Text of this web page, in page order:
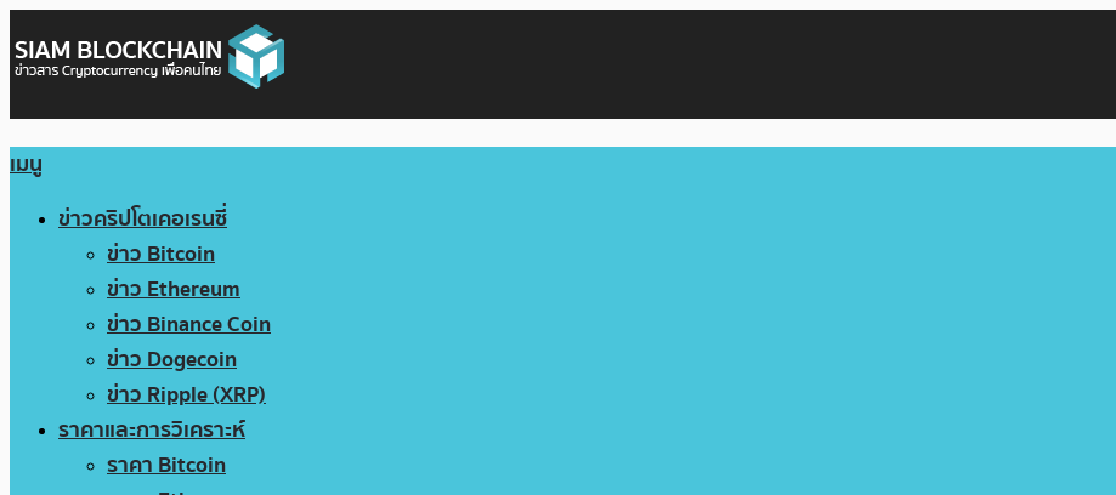
เมนู
ข่าวคริปโตเคอเรนซี่
ข่าว Bitcoin
ข่าว Ethereum
ข่าว Binance Coin
ข่าว Dogecoin
ข่าว Ripple (XRP)
ราคาและการวิเคราะห์
ราคา Bitcoin